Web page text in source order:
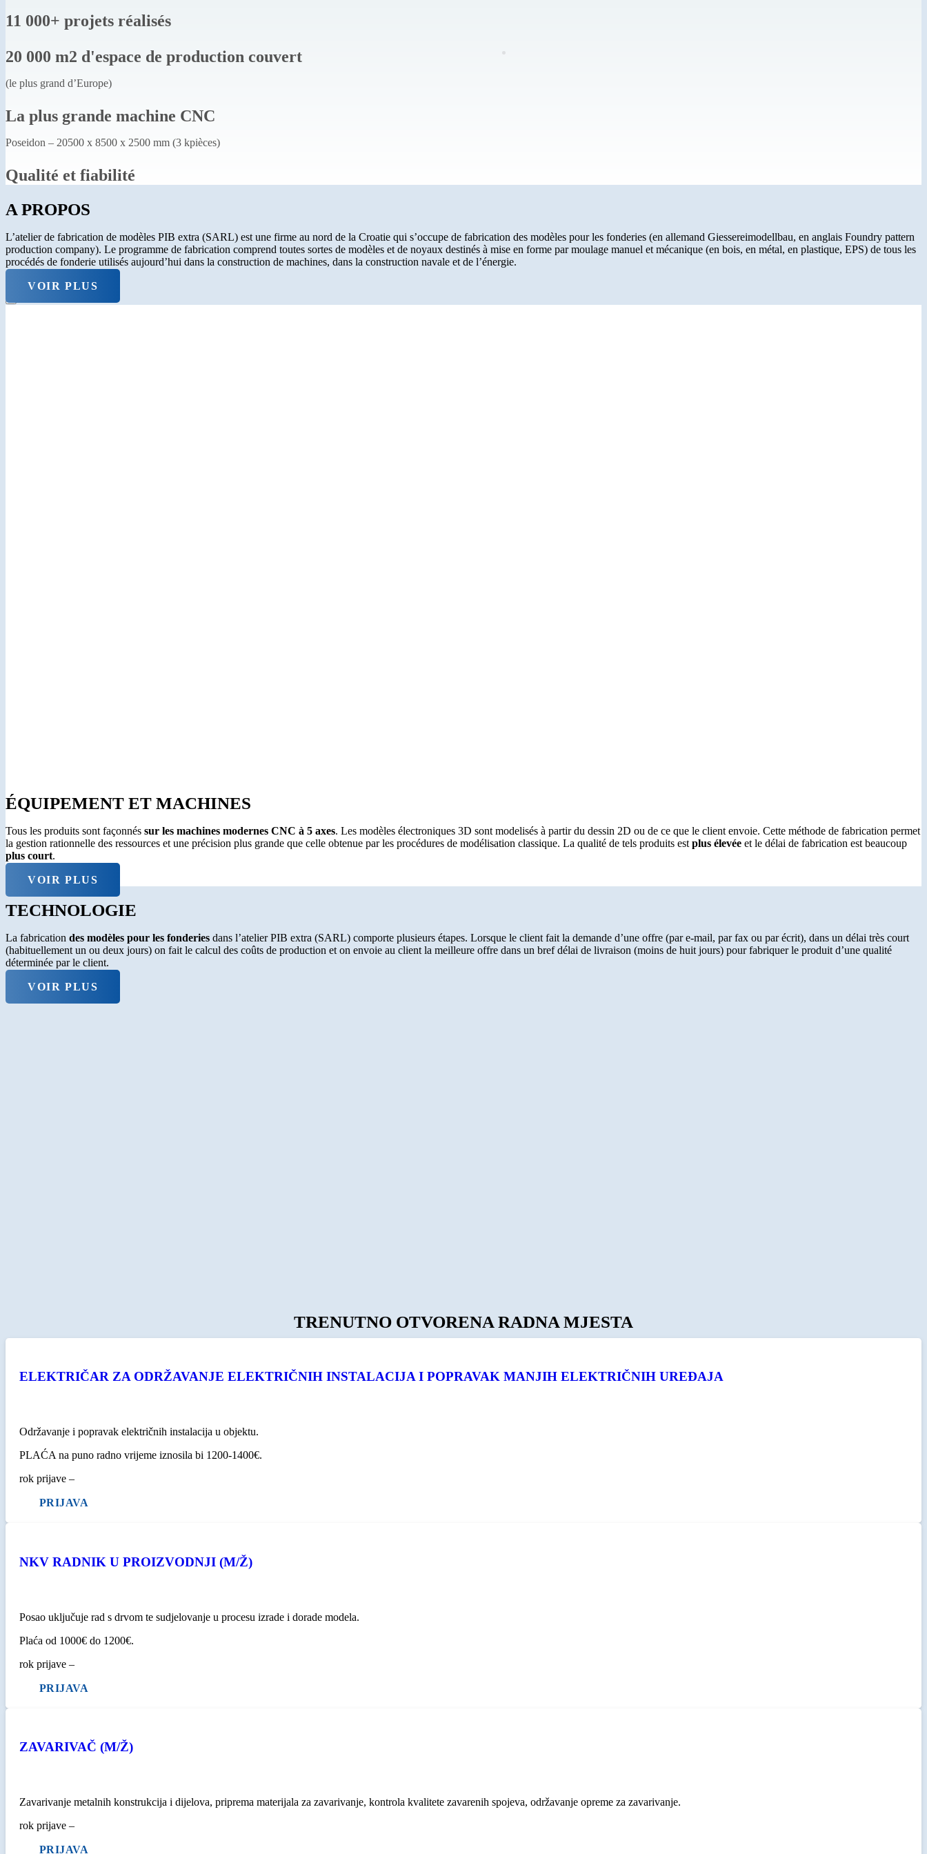
11 000+ projets réalisés
20 000 m2 d'espace de production couvert
(le plus grand d’Europe)
La plus grande machine CNC
Poseidon – 20500 x 8500 x 2500 mm (3 kpièces)
Qualité et fiabilité
A PROPOS
L’atelier de fabrication de modèles PIB extra (SARL) est une firme au nord de la Croatie qui s’occupe de fabrication des modèles pour les fonderies (en allemand Giessereimodellbau, en anglais Foundry pattern
production company). Le programme de fabrication comprend toutes sortes de modèles et de noyaux destinés à mise en forme par moulage manuel et mécanique (en bois, en métal, en plastique, EPS) de tous les
procédés de fonderie utilisés aujourd’hui dans la construction de machines, dans la construction navale et de l’énergie.
VOIR PLUS
ÉQUIPEMENT ET MACHINES
Tous les produits sont façonnés sur les machines modernes CNC à 5 axes. Les modèles électroniques 3D sont modelisés à partir du dessin 2D ou de ce que le client envoie. Cette méthode de fabrication permet
la gestion rationnelle des ressources et une précision plus grande que celle obtenue par les procédures de modélisation classique. La qualité de tels produits est plus élevée et le délai de fabrication est beaucoup
plus court.
VOIR PLUS
TECHNOLOGIE
La fabrication des modèles pour les fonderies dans l’atelier PIB extra (SARL) comporte plusieurs étapes. Lorsque le client fait la demande d’une offre (par e-mail, par fax ou par écrit), dans un délai très court
(habituellement un ou deux jours) on fait le calcul des coûts de production et on envoie au client la meilleure offre dans un bref délai de livraison (moins de huit jours) pour fabriquer le produit d’une qualité
déterminée par le client.
VOIR PLUS
TRENUTNO OTVORENA RADNA MJESTA
ELEKTRIČAR ZA ODRŽAVANJE ELEKTRIČNIH INSTALACIJA I POPRAVAK MANJIH ELEKTRIČNIH UREĐAJA
Održavanje i popravak električnih instalacija u objektu.
PLAĆA na puno radno vrijeme iznosila bi 1200-1400€.
rok prijave –
PRIJAVA
NKV RADNIK U PROIZVODNJI (M/Ž)
Posao uključuje rad s drvom te sudjelovanje u procesu izrade i dorade modela.
Plaća od 1000€ do 1200€.
rok prijave –
PRIJAVA
ZAVARIVAČ (M/Ž)
Zavarivanje metalnih konstrukcija i dijelova, priprema materijala za zavarivanje, kontrola kvalitete zavarenih spojeva, održavanje opreme za zavarivanje.
rok prijave –
PRIJAVA